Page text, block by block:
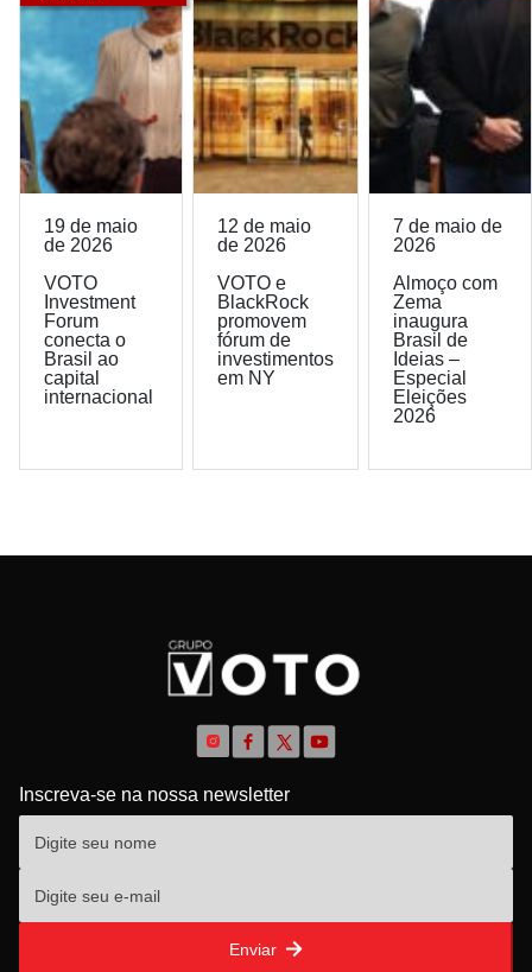
19 de maio
de 2026
VOTO
Investment
Forum
conecta o
Brasil ao
capital
internacional
12 de maio
de 2026
VOTO e
BlackRock
promovem
fórum de
investimentos
em NY
7 de maio de
2026
Almoço com
Zema
inaugura
Brasil de
Ideias –
Especial
Eleições
2026
Inscreva-se na nossa newsletter
Enviar